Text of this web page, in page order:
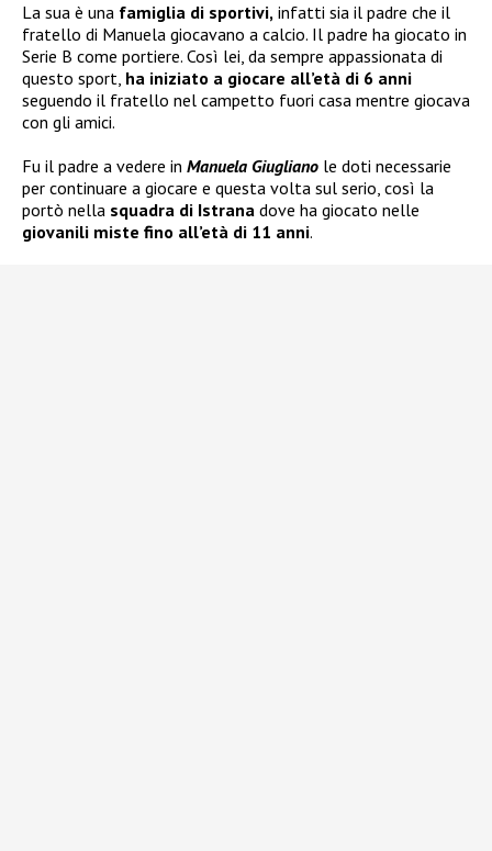
La sua è una famiglia di sportivi, infatti sia il padre che il
fratello di Manuela giocavano a calcio. Il padre ha giocato in
Serie B come portiere. Così lei, da sempre appassionata di
questo sport, ha iniziato a giocare all’età di 6 anni
seguendo il fratello nel campetto fuori casa mentre giocava
con gli amici.
Fu il padre a vedere in Manuela Giugliano le doti necessarie
per continuare a giocare e questa volta sul serio, così la
portò nella squadra di Istrana dove ha giocato nelle
giovanili miste fino all’età di 11 anni.